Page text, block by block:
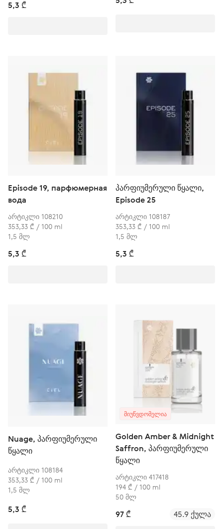
5,3 ₾
Episode 19, парфюмерная
вода
არტიკლი 108210
353,33 ₾ / 100 ml
1,5 მლ
5,3 ₾
პარფიუმერული წყალი,
Episode 25
არტიკლი 108187
353,33 ₾ / 100 ml
1,5 მლ
5,3 ₾
Nuage, პარფიუმერული
წყალი
არტიკლი 108184
353,33 ₾ / 100 ml
1,5 მლ
5,3 ₾
ᲛᲘᲣᲬᲕᲓᲝᲛᲔᲚᲘᲐ
Golden Amber & Midnight
Saffron, პარფიუმერული
წყალი
არტიკლი 417418
194 ₾ / 100 ml
50 მლ
97 ₾ 45.9 ქულა